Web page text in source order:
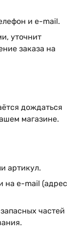
и e-mail.
уточнит
заказа на
дождаться
магазине.
артикул.
на e-mail (адрес
частей